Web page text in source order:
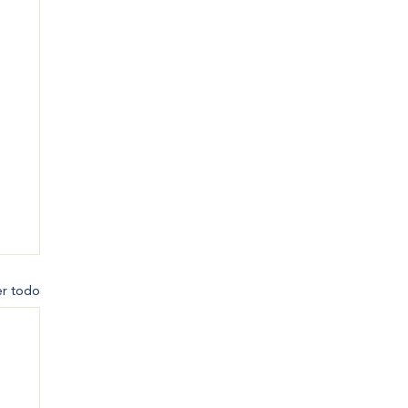
todo